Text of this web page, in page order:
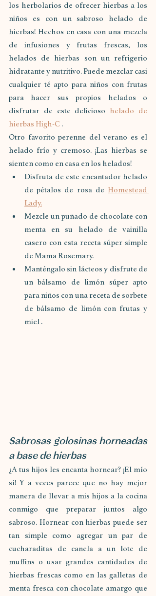
los herbolarios de ofrecer hierbas a los
niños es con un sabroso helado de
hierbas! Hechos en casa con una mezcla
de infusiones y frutas frescas, los
helados de hierbas son un refrigerio
hidratante y nutritivo. Puede mezclar casi
cualquier té apto para niños con frutas
para hacer sus propios helados o
disfrutar de este delicioso helado de
hierbas High-C .
Otro favorito perenne del verano es el
helado frío y cremoso. ¡Las hierbas se
sienten como en casa en los helados!
Disfruta de este encantador helado
de pétalos de rosa de Homestead
Lady.
Mezcle un puñado de chocolate con
menta en su helado de vainilla
casero con esta receta súper simple
de Mama Rosemary.
Manténgalo sin lácteos y disfrute de
un bálsamo de limón súper apto
para niños con una receta de sorbete
de bálsamo de limón con frutas y
miel .
Sabrosas golosinas horneadas
a base de hierbas
¿A tus hijos les encanta hornear? ¡El mío
sí! Y a veces parece que no hay mejor
manera de llevar a mis hijos a la cocina
conmigo que preparar juntos algo
sabroso. Hornear con hierbas puede ser
tan simple como agregar un par de
cucharaditas de canela a un lote de
muffins o usar grandes cantidades de
hierbas frescas como en las galletas de
menta fresca con chocolate amargo que